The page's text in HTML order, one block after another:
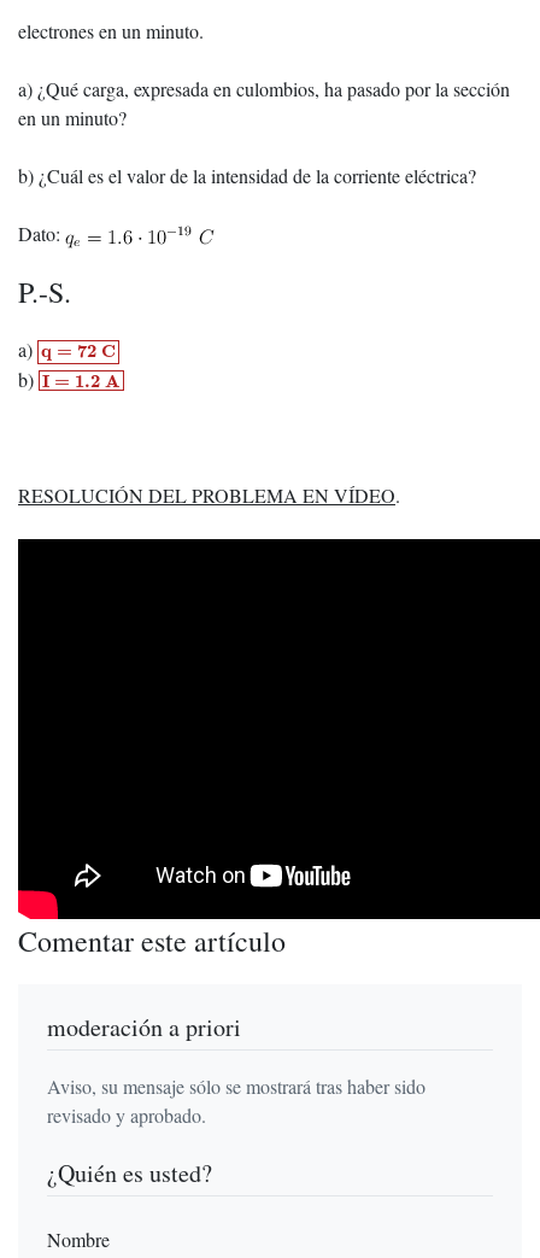
electrones en un minuto.
a) ¿Qué carga, expresada en culombios, ha pasado por la sección
en un minuto?
b) ¿Cuál es el valor de la intensidad de la corriente eléctrica?
Dato:
P.-S.
a) q = 72 C
q=72 C
b) I = 1.2 A
I=1.2 A
RESOLUCIÓN DEL PROBLEMA EN VÍDEO.
Comentar este artículo
moderación a priori
Aviso, su mensaje sólo se mostrará tras haber sido
revisado y aprobado.
¿Quién es usted?
Nombre